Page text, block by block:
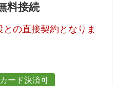
料接続
との直接契約となりま
ード決済可